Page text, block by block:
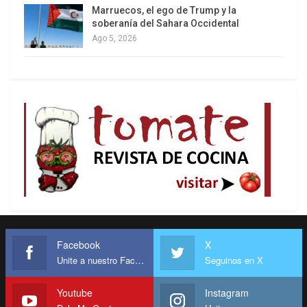
Marruecos, el ego de Trump y la
soberanía del Sahara Occidental
Ago 5, 2026
Facebook
Unite a nuestro Facebook
X
Seguinos en X
Youtube Instagram